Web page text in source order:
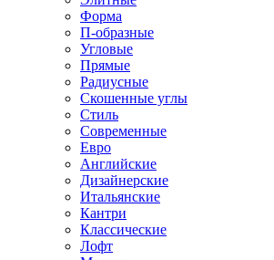
Форма
П-образные
Угловые
Прямые
Радиусные
Скошенные углы
Стиль
Современные
Евро
Английские
Дизайнерские
Итальянские
Кантри
Классические
Лофт